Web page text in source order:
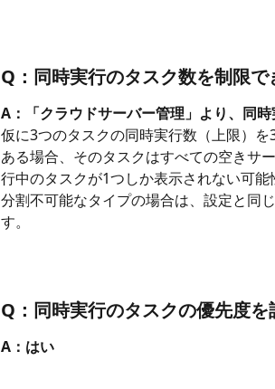
Q：同時実行のタスク数を制限で
A：「クラウドサーバー管理」より、同
仮に3つのタスクの同時実行数（上限）
ある場合、そのタスクはすべての空きサ
行中のタスクが1つしか表示されない可
分割不可能なタイプの場合は、設定と同
す。
Q：同時実行のタスクの優先度を
A：はい